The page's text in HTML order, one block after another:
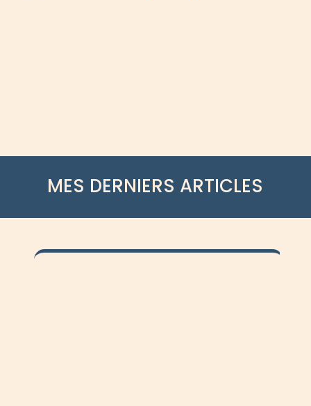
MES DERNIERS ARTICLES